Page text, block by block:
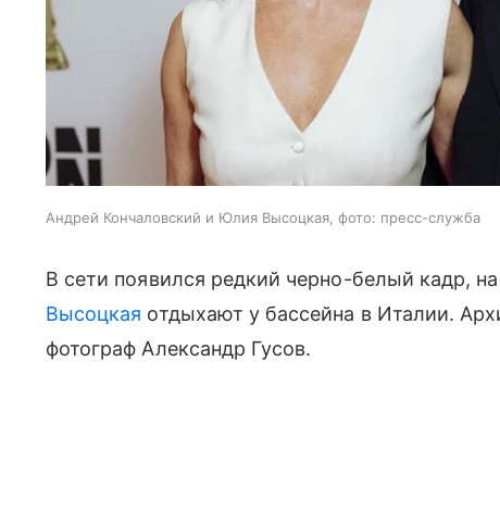
Андрей Кончаловский и Юлия Высоцкая, фото: пресс-служба
В сети появился редкий черно-белый кадр,
Высоцкая отдыхают у бассейна в Италии.
фотограф Александр Гусов.